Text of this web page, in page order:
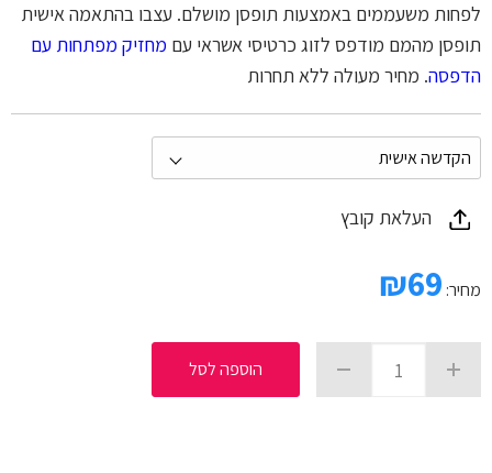
לפחות משעממים באמצעות תופסן מושלם. עצבו בהתאמה אישית
תופסן מהמם מודפס לזוג כרטיסי אשראי עם מחזיק מפתחות עם
הדפסה. מחיר מעולה ללא תחרות
העלאת קובץ
מחיר: ₪69
הוספה לסל